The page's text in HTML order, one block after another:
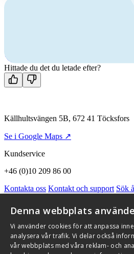
Har du frågor om ventilation
Kontakta oss
Hittade du det du letade efter?
Källhultsvängen 5B, 672 41 Töcksfors
Se i Google Maps ↗
Kundservice
+46 (0)10 209 86 00
Kontakta oss Kontakt och support Sök
Om Flexit
Aktuellt Miljö och
Qnister Visselblåsningsfunktion
© 2026 Flexit AB. Alla rättigheter
Aktuellt Miljö och kvalitetssäkring
Denna webbplats
Vi använder cookies för att anpassa
analysera vår trafik. Vi delar också
vår webbplats med våra reklam- och